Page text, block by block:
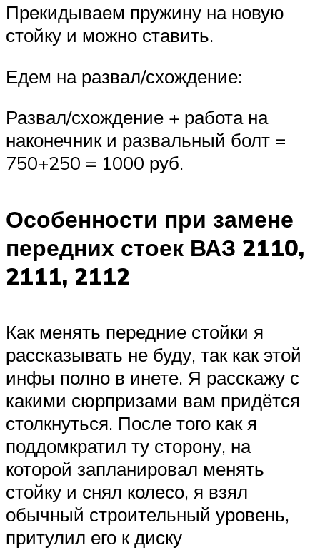
Прекидываем пружину на новую
стойку и можно ставить.
Едем на развал/схождение:
Развал/схождение + работа на
наконечник и развальный болт =
750+250 = 1000 руб.
Особенности при замене
передних стоек ВАЗ 2110,
2111, 2112
Как менять передние стойки я
рассказывать не буду, так как этой
инфы полно в инете. Я расскажу с
какими сюрпризами вам придётся
столкнуться. После того как я
поддомкратил ту сторону, на
которой запланировал менять
стойку и снял колесо, я взял
обычный строительный уровень,
притулил его к диску